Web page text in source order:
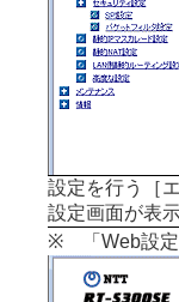
設定を行う［
設定画面が表
※ 「Web設定